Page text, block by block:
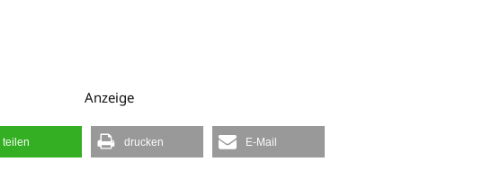
Anzeige
teilen drucken E-Mail